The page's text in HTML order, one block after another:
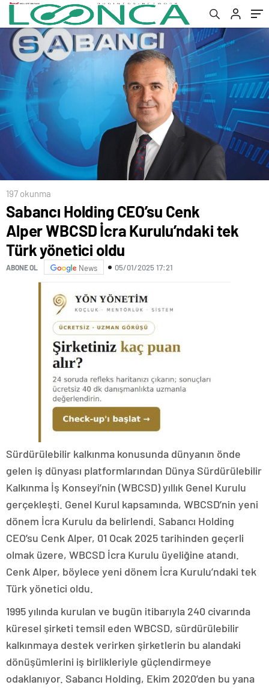
197 okunma
Sabancı Holding CEO’su Cenk
Alper WBCSD İcra Kurulu’ndaki tek
Türk yönetici oldu
ABONE OL News 05/01/2025 17:21
Sürdürülebilir kalkınma konusunda dünyanın önde
gelen iş dünyası platformlarından Dünya Sürdürülebilir
Kalkınma İş Konseyi’nin (WBCSD) yıllık Genel Kurulu
gerçekleşti. Genel Kurul kapsamında, WBCSD’nin yeni
dönem İcra Kurulu da belirlendi. Sabancı Holding
CEO’su Cenk Alper, 01 Ocak 2025 tarihinden geçerli
olmak üzere, WBCSD İcra Kurulu üyeliğine atandı.
Cenk Alper, böylece yeni dönem İcra Kurulu’ndaki tek
Türk yönetici oldu.
1995 yılında kurulan ve bugün itibarıyla 240 civarında
küresel şirketi temsil eden WBCSD, sürdürülebilir
kalkınmaya destek verirken şirketlerin bu alandaki
dönüşümlerini iş birlikleriyle güçlendirmeye
odaklanıyor. Sabancı Holding, Ekim 2020’den bu yana